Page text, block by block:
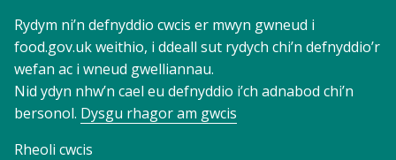
Rydym ni’n defnyddio cwcis er mwyn gwneud i
food.gov.uk weithio, i ddeall sut rydych chi’n defnyddio’r
wefan ac i wneud gwelliannau.
Nid ydyn nhw’n cael eu defnyddio i’ch adnabod chi’n
bersonol. Dysgu rhagor am gwcis
Rheoli cwcis